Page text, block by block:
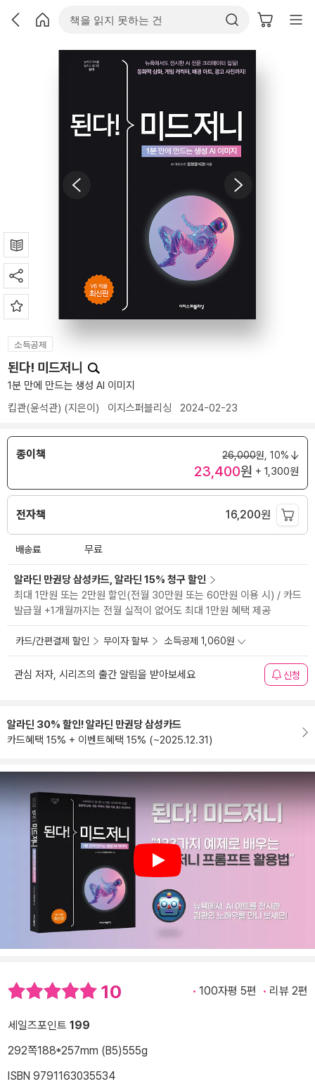
소득공제
된다! 미드저니
1분 만에 만드는 생성 AI 이미지
킵콴(윤석관) (지은이) 이지스퍼블리싱 2024-02-23
종이책 26,000원, 10%
23,400원 + 1,300원
전자책 16,200원
배송료 무료
알라딘 만권당 삼성카드, 알라딘 15% 청구 할인
최대 1만원 또는 2만원 할인(전월 30만원 또는 60만원 이용 시) / 카드
발급월 +1개월까지는 전월 실적이 없어도 최대 1만원 혜택 제공
카드/간편결제 할인 무이자 할부 소득공제 1,060원
관심 저자, 시리즈의 출간 알림을 받아보세요 신청
알라딘 30% 할인! 알라딘 만권당 삼성카드
카드혜택 15% + 이벤트혜택 15% (~2025.12.31)
Play
10 100자평 5편 리뷰 2편
세일즈포인트 199
292쪽188*257mm (B5)555g
ISBN 9791163035534